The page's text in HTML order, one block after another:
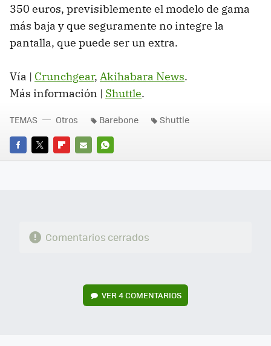
350 euros, previsiblemente el modelo de gama
más baja y que seguramente no integre la
pantalla, que puede ser un extra.
Vía | Crunchgear, Akihabara News.
Más información | Shuttle.
FACEBOOK
TWITTERFLIPBOARD
E-
WHATSAPP
TEMAS Otros Barebone Shuttle
Comentarios cerrados
VER4 COMENTARIOS